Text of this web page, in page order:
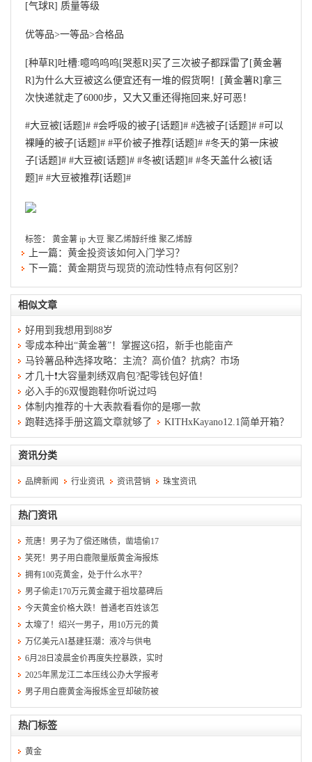
[气球R] 质量等级
优等品>一等品>合格品
[种草R]吐槽:噫呜呜呜[哭惹R]买了三次被子都踩雷了[黄金薯
R]为什么大豆被这么便宜还有一堆的假货啊！[黄金薯R]拿三
次快递就走了6000步，又大又重还得拖回来,好可恶！
#大豆被[话题]# #会呼吸的被子[话题]# #选被子[话题]# #可以
裸睡的被子[话题]# #平价被子推荐[话题]# #冬天的第一床被
子[话题]# #大豆被[话题]# #冬被[话题]# #冬天盖什么被[话
题]# #大豆被推荐[话题]#
标签： 黄金薯 ip 大豆 聚乙烯醇纤维 聚乙烯醇
上一篇： 黄金投资该如何入门学习？
下一篇： 黄金期货与现货的流动性特点有何区别？
相似文章
好用到我想用到88岁
零成本种出“黄金薯”！掌握这6招，新手也能亩产
马铃薯品种选择攻略：主流？高价值？抗病？市场
才几十❗️大容量刺绣双肩包?配零钱包好值！
必入手的6双慢跑鞋你听说过吗
体制内推荐的十大表款看看你的是哪一款
跑鞋选择手册这篇文章就够了
KITHxKayano12.1简单开箱？
资讯分类
品牌新闻 行业资讯 资讯营销 珠宝资讯
热门资讯
荒唐！男子为了偿还赌债，凿墙偷17
笑死！男子用白鹿限量版黄金海报炼
拥有100克黄金，处于什么水平？
男子偷走170万元黄金藏于祖坟墓碑后
今天黄金价格大跌！普通老百姓该怎
太壕了！绍兴一男子，用10万元的黄
万亿美元AI基建狂潮：液冷与供电
6月28日凌晨金价再度失控暴跌，实时
2025年黑龙江二本压线公办大学报考
男子用白鹿黄金海报炼金豆却破防被
热门标签
黄金